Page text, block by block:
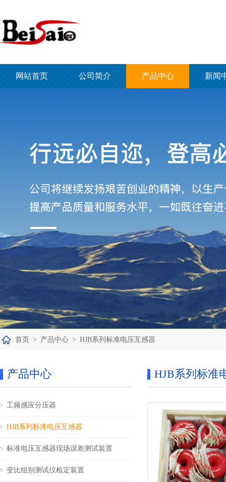
网站首页 公司简介 产品中心 新闻
首页 > 产品中心 > HJB系列标准电压互感器
产品中心
工频感应分压器
HJB系列标准电压互感器
标准电压互感器现场误差测试装置
变比组别测试仪检定装置
HJB系列标准